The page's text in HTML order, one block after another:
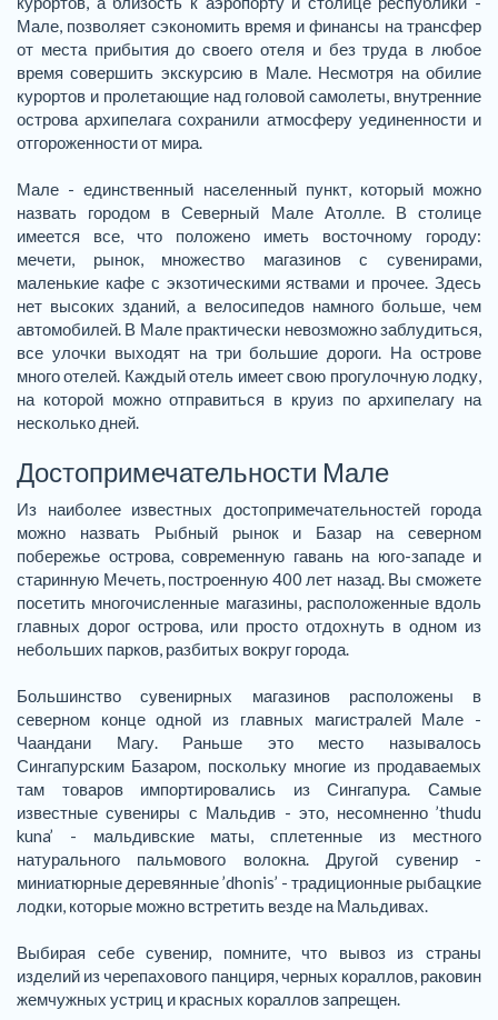
Мале, позволяет сэкономить время и финансы на трансфер
от места прибытия до своего отеля и без труда в любое
время совершить экскурсию в Мале. Несмотря на обилие
курортов и пролетающие над головой самолеты, внутренние
острова архипелага сохранили атмосферу уединенности и
отгороженности от мира.
Мале - единственный населенный пункт, который можно
назвать городом в Северный Мале Атолле. В столице
имеется все, что положено иметь восточному городу:
мечети, рынок, множество магазинов с сувенирами,
маленькие кафе с экзотическими яствами и прочее. Здесь
нет высоких зданий, а велосипедов намного больше, чем
автомобилей. В Мале практически невозможно заблудиться,
все улочки выходят на три большие дороги. На острове
много отелей. Каждый отель имеет свою прогулочную лодку,
на которой можно отправиться в круиз по архипелагу на
несколько дней.
Достопримечательности Мале
Из наиболее известных достопримечательностей города
можно назвать Рыбный рынок и Базар на северном
побережье острова, современную гавань на юго-западе и
старинную Мечеть, построенную 400 лет назад. Вы сможете
посетить многочисленные магазины, расположенные вдоль
главных дорог острова, или просто отдохнуть в одном из
небольших парков, разбитых вокруг города.
Большинство сувенирных магазинов расположены в
северном конце одной из главных магистралей Мале -
Чаандани Магу. Раньше это место называлось
Сингапурским Базаром, поскольку многие из продаваемых
там товаров импортировались из Сингапура. Самые
известные сувениры с Мальдив - это, несомненно ’thudu
kuna’ - мальдивские маты, сплетенные из местного
натурального пальмового волокна. Другой сувенир -
миниатюрные деревянные ’dhonis’ - традиционные рыбацкие
лодки, которые можно встретить везде на Мальдивах.
Выбирая себе сувенир, помните, что вывоз из страны
изделий из черепахового панциря, черных кораллов, раковин
жемчужных устриц и красных кораллов запрещен.